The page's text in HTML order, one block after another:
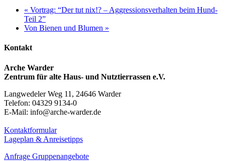
« Vortrag: “Der tut nix!? – Aggressionsverhalten beim Hund-
Teil 2”
Von Bienen und Blumen »
Kontakt
Arche Warder
Zentrum für alte Haus- und Nutztierrassen e.V.
Langwedeler Weg 11, 24646 Warder
Telefon: 04329 9134-0
E-Mail: info@arche-warder.de
Kontaktformular
Lageplan & Anreisetipps
Anfrage Gruppenangebote